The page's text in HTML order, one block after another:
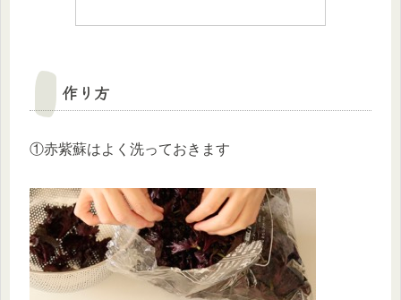
作り方
①赤紫蘇はよく洗っておきます